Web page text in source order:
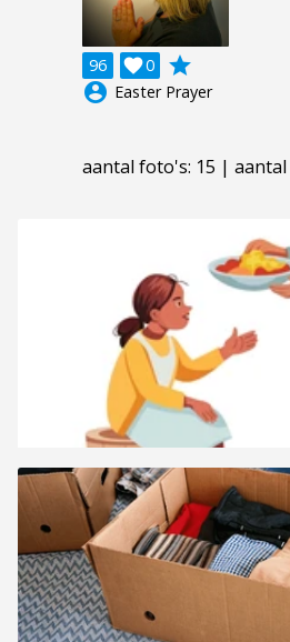
96 0

grade
account_circle Easter Prayer
aantal foto's: 15 | aantal